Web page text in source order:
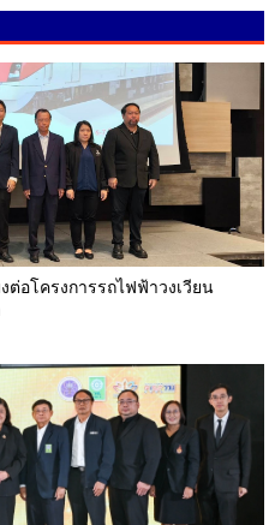
ต่อโครงการรถไฟฟ้าวงเวียน